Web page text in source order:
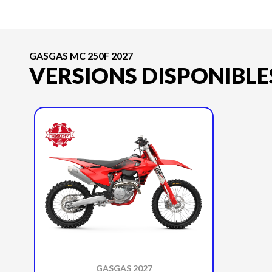
GASGAS MC 250F 2027
VERSIONS
GASGAS 2027